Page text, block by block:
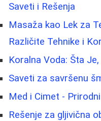
Saveti i Rešenja
Masaža kao Lek za
Različite Tehnike i
Koralna Voda: Šta
Saveti za savršenu
Med i Cimet -
Rešenje za gljivična